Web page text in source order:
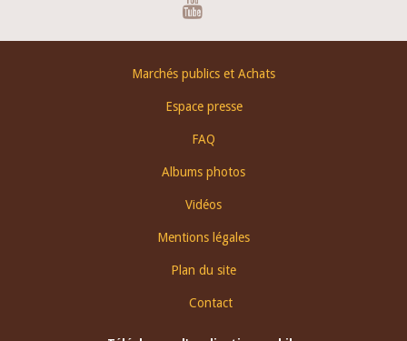
Marchés publics et Achats
Espace presse
FAQ
Albums photos
Vidéos
Mentions légales
Plan du site
Contact